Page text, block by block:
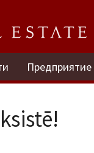
Предприятие